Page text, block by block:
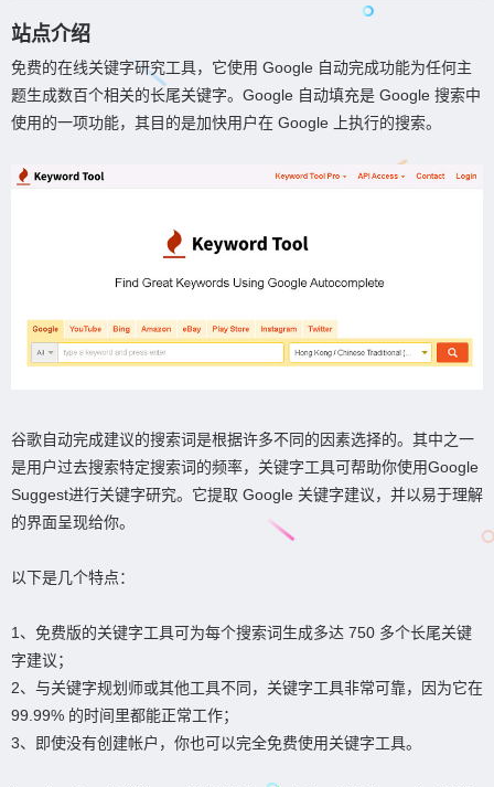
站点介绍
免费的在线关键字研究工具，它使用 Google 自动完成功能为任何主
题生成数百个相关的长尾关键字。Google 自动填充是 Google 搜索中
使用的一项功能，其目的是加快用户在 Google 上执行的搜索。
谷歌自动完成建议的搜索词是根据许多不同的因素选择的。其中之一
是用户过去搜索特定搜索词的频率，关键字工具可帮助你使用Google
Suggest进行关键字研究。它提取 Google 关键字建议，并以易于理解
的界面呈现给你。
以下是几个特点：
1、免费版的关键字工具可为每个搜索词生成多达 750 多个长尾关键
字建议；
2、与关键字规划师或其他工具不同，关键字工具非常可靠，因为它在
99.99% 的时间里都能正常工作；
3、即使没有创建帐户，你也可以完全免费使用关键字工具。